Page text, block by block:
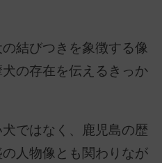
結びつきを象徴する像
の存在を伝えるきっか
ではなく、鹿児島の歴
人物像とも関わりなが